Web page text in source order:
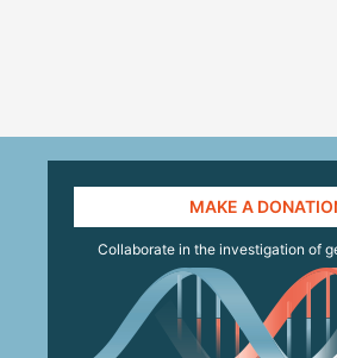
MAKE A
Collaborate in the investigation of